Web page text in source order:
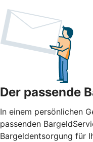
Der passende
In einem persönlichen
passenden
Bargeldentsorgung für